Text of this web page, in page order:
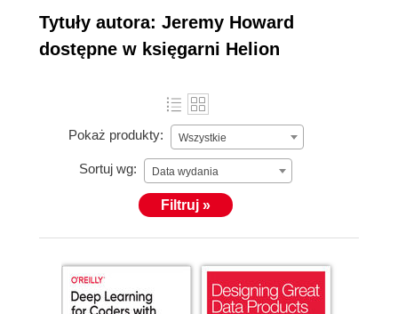
Tytuły autora: Jeremy Howard
dostępne w księgarni Helion
Pokaż produkty: Wszystkie
Sortuj wg: Data wydania
Filtruj »